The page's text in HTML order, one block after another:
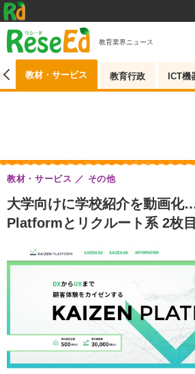
教育業界ニュース
教材・サービス 教育行政 ICT機
大学向けに学校紹介を動画化
Platformとリクルート系 2枚
教材・サービス その他